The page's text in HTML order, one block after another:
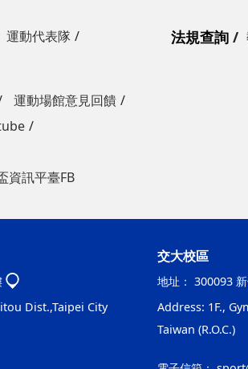
運動代表隊
法規查詢
運動場館意見回饋
資訊平臺FB
Dist.,Taipei City
交大校區
地址： 300093
Address: 1F.,
Taiwan (R.O.C.)